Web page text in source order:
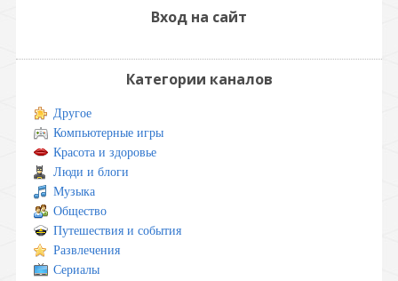
Вход на сайт
Категории каналов
Другое
Компьютерные игры
Красота и здоровье
Люди и блоги
Музыка
Общество
Путешествия и события
Развлечения
Сериалы